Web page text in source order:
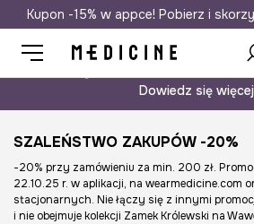
Darmowa dostawa do
Kupon -15% w appce! Pobierz i
Dowiedz się
SZALEŃSTWO ZAKUPÓW -20%
-20% przy zamówieniu za min. 200 zł.
22.10.25 r. w aplikacji, na wearmedicine.com
stacjonarnych. Nie łączy się z innymi
i nie obejmuje kolekcji Zamek Królewski na